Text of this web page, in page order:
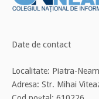
Date de contact
Localitate: Piatra-
Adresa: Str. Mihai